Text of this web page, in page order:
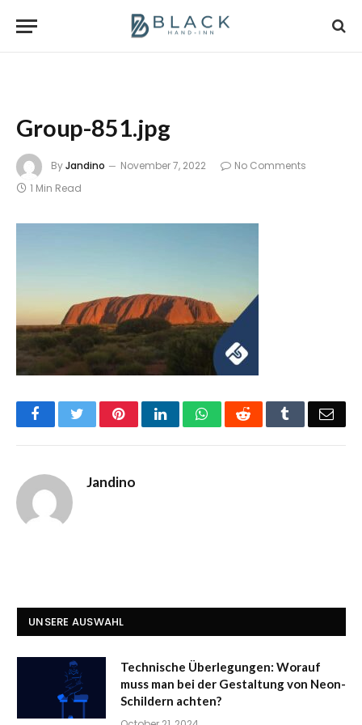
Group-851.jpg
ByJandino November 7, 2022
No Comments
1 Min Read
FacebookTwitterPinterestLinkedInWhatsAppReddit Tumblr
Jandino
UNSERE AUSWAHL
Technische Überlegungen: Worauf
muss man bei der Gestaltung von Neon-
Schildern achten?